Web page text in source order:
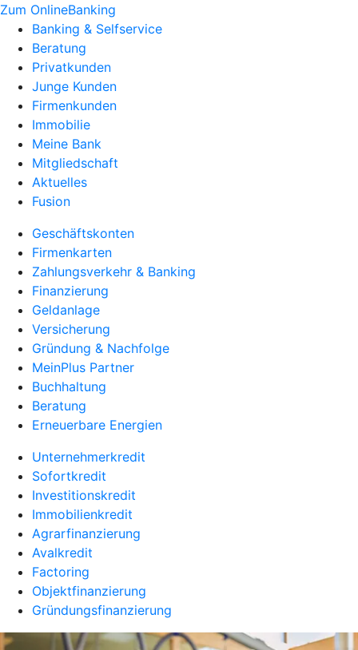
Zum OnlineBanking
Banking & Selfservice
Beratung
Privatkunden
Junge Kunden
Firmenkunden
Immobilie
Meine Bank
Mitgliedschaft
Aktuelles
Fusion
Geschäftskonten
Firmenkarten
Zahlungsverkehr & Banking
Finanzierung
Geldanlage
Versicherung
Gründung & Nachfolge
MeinPlus Partner
Buchhaltung
Beratung
Erneuerbare Energien
Unternehmerkredit
Sofortkredit
Investitionskredit
Immobilienkredit
Agrarfinanzierung
Avalkredit
Factoring
Objektfinanzierung
Gründungsfinanzierung